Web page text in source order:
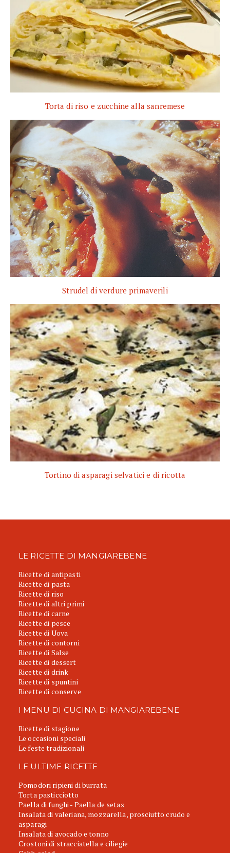
Torta di riso e zucchine alla sanremese
Strudel di verdure primaverili
Tortino di asparagi selvatici e di ricotta
LE RICETTE DI MANGIAREBENE
Ricette di antipasti
Ricette di pasta
Ricette di riso
Ricette di altri primi
Ricette di carne
Ricette di pesce
Ricette di Uova
Ricette di contorni
Ricette di Salse
Ricette di dessert
Ricette di drink
Ricette di spuntini
Ricette di conserve
I MENU DI CUCINA DI MANGIAREBENE
Ricette di stagione
Le occasioni speciali
Le feste tradizionali
LE ULTIME RICETTE
Pomodori ripieni di burrata
Torta pasticciotto
Paella di funghi - Paella de setas
Insalata di valeriana, mozzarella, prosciutto crudo e
asparagi
Insalata di avocado e tonno
Crostoni di stracciatella e ciliegie